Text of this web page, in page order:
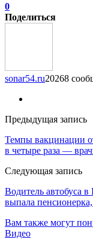
0
Поделиться
sonar54.ru20268
Предыдущая запись
Темпы вакцинации
в четыре раза —
Следующая запись
Водитель автобуса
выпала
Вам также могут
Видео